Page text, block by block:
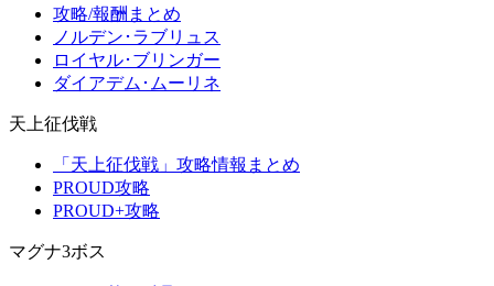
攻略/報酬まとめ
ノルデン･ラブリュス
ロイヤル･ブリンガー
ダイアデム･ムーリネ
天上征伐戦
「天上征伐戦」攻略情報まとめ
PROUD攻略
PROUD+攻略
マグナ3ボス